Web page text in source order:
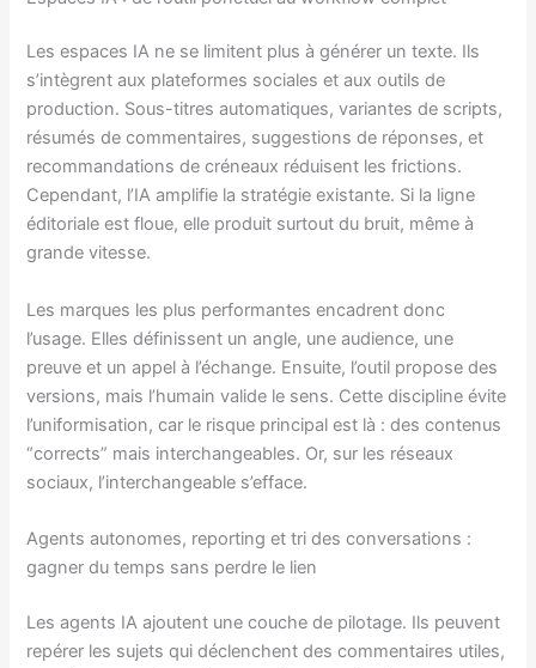
Les espaces IA ne se limitent plus à générer un texte. Ils
s’intègrent aux plateformes sociales et aux outils de
production. Sous-titres automatiques, variantes de scripts,
résumés de commentaires, suggestions de réponses, et
recommandations de créneaux réduisent les frictions.
Cependant, l’IA amplifie la stratégie existante. Si la ligne
éditoriale est floue, elle produit surtout du bruit, même à
grande vitesse.
Les marques les plus performantes encadrent donc
l’usage. Elles définissent un angle, une audience, une
preuve et un appel à l’échange. Ensuite, l’outil propose des
versions, mais l’humain valide le sens. Cette discipline évite
l’uniformisation, car le risque principal est là : des contenus
“corrects” mais interchangeables. Or, sur les réseaux
sociaux, l’interchangeable s’efface.
Agents autonomes, reporting et tri des conversations :
gagner du temps sans perdre le lien
Les agents IA ajoutent une couche de pilotage. Ils peuvent
repérer les sujets qui déclenchent des commentaires utiles,